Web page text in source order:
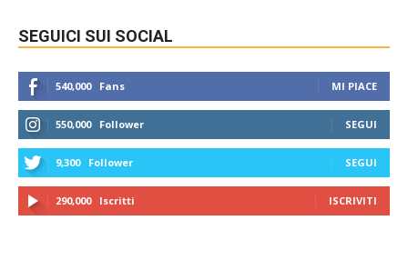
SEGUICI SUI SOCIAL
540,000 Fans MI PIACE
550,000 Follower SEGUI
9,300 Follower SEGUI
290,000 Iscritti ISCRIVITI